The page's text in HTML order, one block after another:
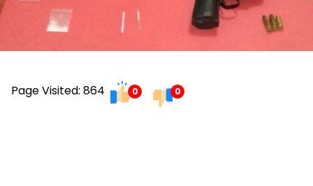
Page Visited: 864 0 0